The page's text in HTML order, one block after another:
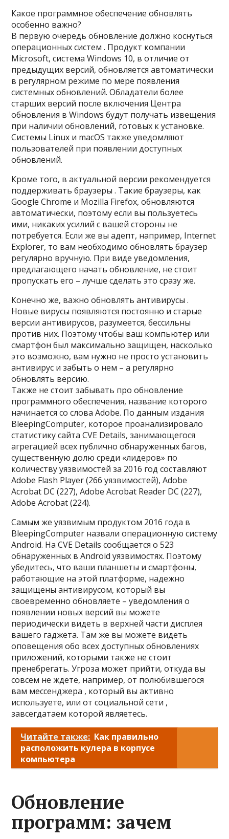
Какое программное обеспечение обновлять
особенно важно?
В первую очередь обновление должно коснуться
операционных систем . Продукт компании
Microsoft, система Windows 10, в отличие от
предыдущих версий, обновляется автоматически
в регулярном режиме по мере появления
системных обновлений. Обладатели более
старших версий после включения Центра
обновления в Windows будут получать извещения
при наличии обновлений, готовых к установке.
Системы Linux и macOS также уведомляют
пользователей при появлении доступных
обновлений.
Кроме того, в актуальной версии рекомендуется
поддерживать браузеры . Такие браузеры, как
Google Chrome и Mozilla Firefox, обновляются
автоматически, поэтому если вы пользуетесь
ими, никаких усилий с вашей стороны не
потребуется. Если же вы адепт, например, Internet
Explorer, то вам необходимо обновлять браузер
регулярно вручную. При виде уведомления,
предлагающего начать обновление, не стоит
пропускать его – лучше cделать это сразу же.
Конечно же, важно обновлять антивирусы .
Новые вирусы появляются постоянно и старые
версии антивирусов, разумеется, бессильны
против них. Поэтому чтобы ваш компьютер или
смартфон был максимально защищен, насколько
это возможно, вам нужно не просто установить
антивирус и забыть о нем – а регулярно
обновлять версию.
Также не стоит забывать про обновление
программного обеспечения, название которого
начинается со слова Adobe. По данным издания
BleepingComputer, которое проанализировало
статистику сайта CVE Details, занимающегося
агрегацией всех публично обнаруженных багов,
существенную долю среди «лидеров» по
количеству уязвимостей за 2016 год составляют
Adobe Flash Player (266 уязвимостей), Adobe
Acrobat DC (227), Adobe Acrobat Reader DC (227),
Adobe Acrobat (224).
Самым же уязвимым продуктом 2016 года в
BleepingComputer назвали операционную систему
Android. На CVE Details сообщается о 523
обнаруженных в Android уязвимостях. Поэтому
убедитесь, что ваши планшеты и смартфоны,
работающие на этой платформе, надежно
защищены антивирусом, который вы
своевременно обновляете – уведомления о
появлении новых версий вы можете
периодически видеть в верхней части дисплея
вашего гаджета. Там же вы можете видеть
оповещения обо всех доступных обновлениях
приложений, которыми также не стоит
пренебрегать. Угроза может прийти, откуда вы
совсем не ждете, например, от полюбившегося
вам мессенджера , который вы активно
используете, или от социальной сети ,
завсегдатаем которой являетесь.
Читайте также: Как правильно
расположить кулера в корпусе
компьютера
Обновление
программ: зачем